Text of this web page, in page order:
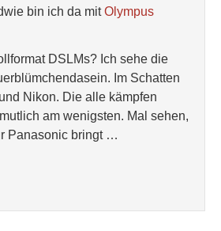
bin ich da mitOlympus
DSLMs? Ich sehe die
Im Schatten
Nikon. Die alle kämpfen
am wenigsten. Mal sehen,
Panasonic bringt …